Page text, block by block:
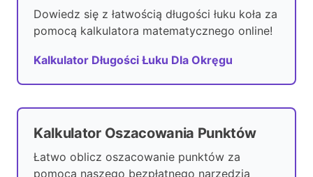
Dowiedz się z łatwością długości łuku koła za
pomocą kalkulatora matematycznego online!
Kalkulator Długości Łuku Dla Okręgu
Kalkulator Oszacowania Punktów
Łatwo oblicz oszacowanie punktów za
pomocą naszego bezpłatnego narzędzia